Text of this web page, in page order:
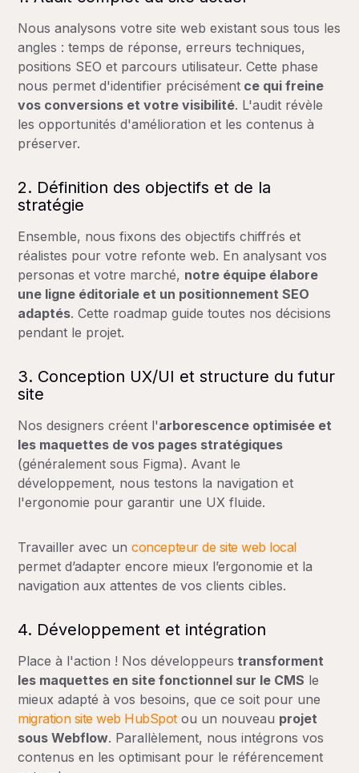
Action recommandée
Plus de 3-4 ans sans mise à jour majeure
Trafic organique
Nous analysons votre site web existant sous tous les
angles : temps de réponse, erreurs techniques,
positions SEO et parcours utilisateur. Cette phase
nous permet d'identifier précisément ce qui freine
vos conversions et votre visibilité. L'audit révèle
les opportunités d'amélioration et les contenus à
préserver.
2. Définition des objectifs et de la
stratégie
Ensemble, nous fixons des objectifs chiffrés et
réalistes pour votre refonte web. En analysant vos
personas et votre marché, notre équipe élabore
une ligne éditoriale et un positionnement SEO
adaptés. Cette roadmap guide toutes nos décisions
pendant le projet.
3. Conception UX/UI et structure du futur
site
Nos designers créent l'arborescence optimisée et
les maquettes de vos pages stratégiques
(généralement sous Figma). Avant le
développement, nous testons la navigation et
l'ergonomie pour garantir une UX fluide.
Travailler avec unconcepteur de site web local
permet d’adapter encore mieux l’ergonomie et la
navigation aux attentes de vos clients cibles.
4. Développement et intégration
Place à l'action ! Nos développeurs transforment
les maquettes en site fonctionnel sur le CMS le
mieux adapté à vos besoins, que ce soit pour une
migration site web HubSpotou un nouveau projet
sous Webflow. Parallèlement, nous intégrons vos
contenus en les optimisant pour le référencement